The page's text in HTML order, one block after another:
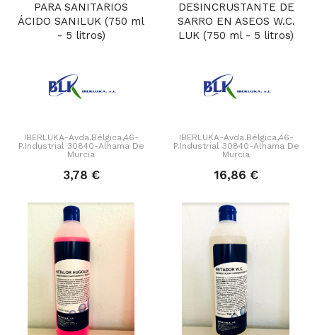
PARA SANITARIOS
ÁCIDO SANILUK (750 ml
- 5 litros)
IBERLUKA-Avda.Bélgica,46-
P.Industrial 30840-Alhama De
Murcia
3,78 €
DESINCRUSTANTE DE
SARRO EN ASEOS W.C.
LUK (750 ml - 5 litros)
IBERLUKA-Avda.Bélgica,46-
P.Industrial 30840-Alhama De
Murcia
16,86 €